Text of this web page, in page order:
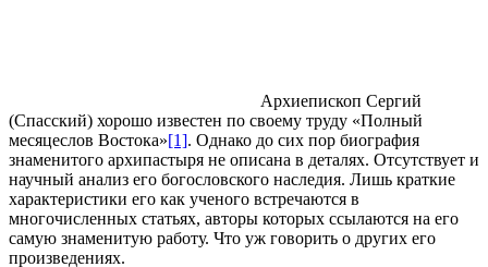
Архиепископ Сергий
(Спасский) хорошо известен по своему труду «Полный
месяцеслов Востока»[1]. Однако до сих пор биография
знаменитого архипастыря не описана в деталях. Отсутствует и
научный анализ его богословского наследия. Лишь краткие
характеристики его как ученого встречаются в
многочисленных статьях, авторы которых ссылаются на его
самую знаменитую работу. Что уж говорить о других его
произведениях.